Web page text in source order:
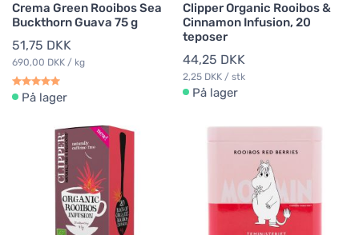
Crema Green Rooibos Sea
Buckthorn Guava 75 g
51,75 DKK
690,00 DKK / kg
På lager
Clipper Organic Rooibos &
Cinnamon Infusion, 20
teposer
44,25 DKK
2,25 DKK / stk
På lager